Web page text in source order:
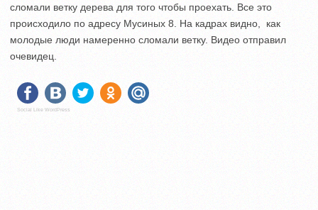
сломали ветку дерева для того чтобы проехать. Все это
происходило по адресу Мусиных 8. На кадрах видно, как
молодые люди намеренно сломали ветку. Видео отправил
очевидец.
Social Like WordPress